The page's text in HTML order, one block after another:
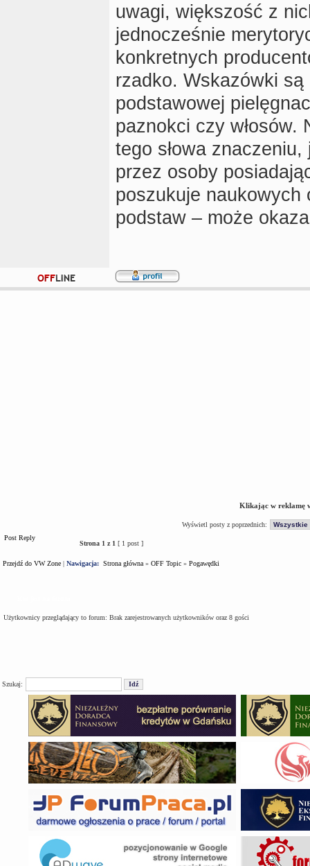
uwagi, większość z
jednocześnie
konkretnych
rzadko. Wskazówki
podstawowej
paznokci czy włosów.
tego słowa
przez osoby
poszukuje naukowych
podstaw – może
Klikając w reklamę
Wyświetl posty z poprzednich:
Post Reply
Strona 1 z 1 [ 1 post ]
Przejdź do VW Zone | Nawigacja: Strona główna » OFF Topic » Pogawędki
Użytkownicy przeglądający to forum: Brak zarejestrowanych użytkowników oraz 8 gości
Szukaj: